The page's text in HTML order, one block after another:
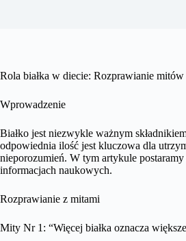
Rola białka w diecie: Rozprawianie mitów
Wprowadzenie
Białko jest niezwykle ważnym
odpowiednia ilość jest kluczowa dla
nieporozumień. W tym artykule
informacjach naukowych.
Rozprawianie z mitami
Mity Nr 1: “Więcej białka oznacza